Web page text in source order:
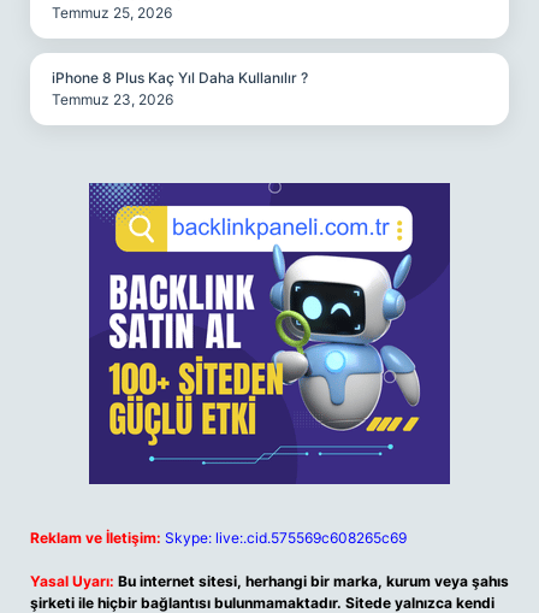
Temmuz 25, 2026
iPhone 8 Plus Kaç Yıl Daha Kullanılır ?
Temmuz 23, 2026
Reklam ve İletişim: Skype: live:.cid.575569c608265c69
Yasal Uyarı: Bu internet sitesi, herhangi bir marka, kurum veya şahıs
şirketi ile hiçbir bağlantısı bulunmamaktadır. Sitede yalnızca kendi